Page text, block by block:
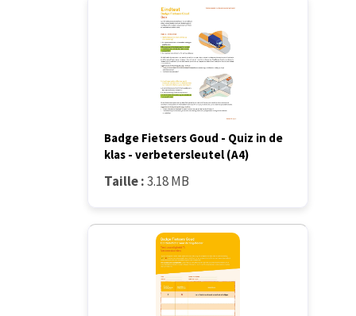
Badge Fietsers Goud - Quiz in de
klas - verbetersleutel (A4)
Taille :3.18 MB